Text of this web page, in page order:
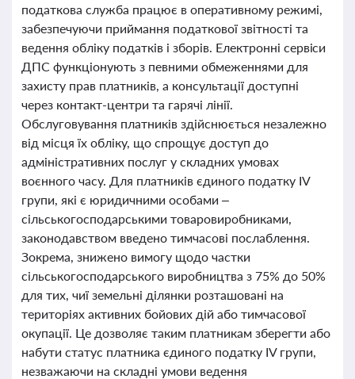
податкова служба працює в оперативному режимі,
забезпечуючи приймання податкової звітності та
ведення обліку податків і зборів. Електронні сервіси
ДПС функціонують з певними обмеженнями для
захисту прав платників, а консультації доступні
через контакт-центри та гарячі лінії.
Обслуговування платників здійснюється незалежно
від місця їх обліку, що спрощує доступ до
адміністративних послуг у складних умовах
воєнного часу. Для платників єдиного податку IV
групи, які є юридичними особами –
сільськогосподарськими товаровиробниками,
законодавством введено тимчасові послаблення.
Зокрема, знижено вимогу щодо частки
сільськогосподарського виробництва з 75% до 50%
для тих, чиї земельні ділянки розташовані на
територіях активних бойових дій або тимчасової
окупації. Це дозволяє таким платникам зберегти або
набути статус платника єдиного податку IV групи,
незважаючи на складні умови ведення